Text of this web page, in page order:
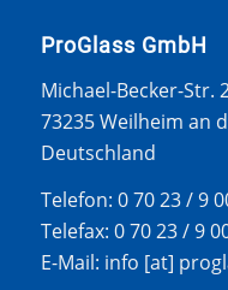
ProGlass GmbH
Michael-Becker-Str.
73235 Weilheim an
Deutschland
Telefon: 0 70 23 / 9
Telefax: 0 70 23 / 9
E-Mail: info [at]